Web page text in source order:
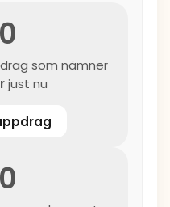
0
som nämner
just nu
0